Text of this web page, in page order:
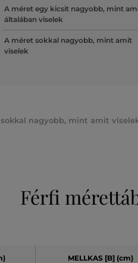
A méret egy kicsit nagyobb, mint
általában viselek
A méret sokkal nagyobb, mint amit
viselek
nagyobb, mint amit
Férfi
MELLKAS [B] (cm)